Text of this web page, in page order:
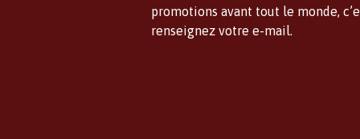
promotions avant tout le monde,
renseignez votre e-mail.